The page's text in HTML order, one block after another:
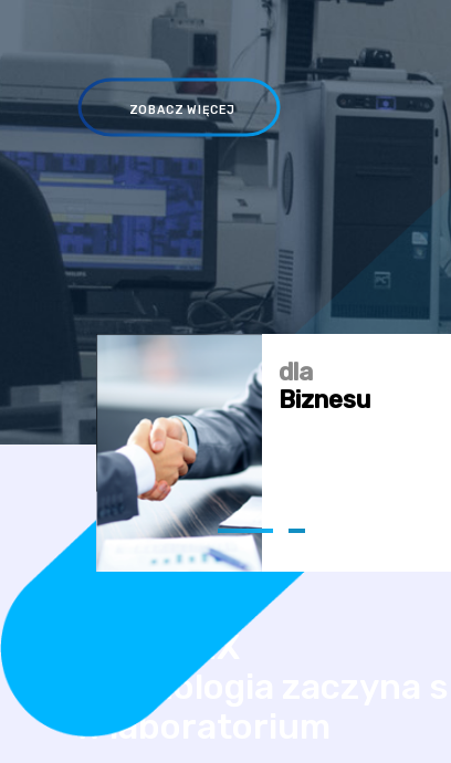
MORATEX
technologia zaczyna
w laboratorium
ZOBACZ WIĘCEJ
dla
Biznesu